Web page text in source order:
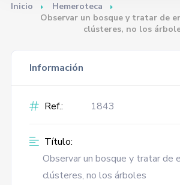
Inicio
Hemeroteca
Observar un bosque y tratar de
clústeres, no los
Información
Ref.: 1843
Título:
Observar un bosque y tratar de
clústeres, no los árboles